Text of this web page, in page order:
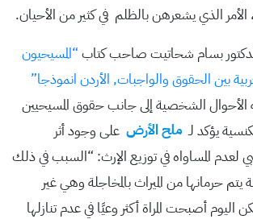
الأمر الذي يشعرهن بالظلم في كثير من الأحيان.
بسام شحاتيت صاحب كتاب “المسيحيون
بين الحقوق والواجبات, الأردن انموذجا”
الأحوال الشخصية إلى جانب حقوق المسيحيين
يؤكد لـ ملح الأرض على وجود أثر
المساواه في توزيع الإرث: “السبب في ذلك
يتم حرمانها من الميراث بالمخاجلة وهي غير
أصبحت المراة أكثر وعيًا في عدم تنازلها